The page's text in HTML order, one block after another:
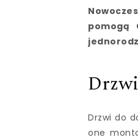
pomogą
Drzwi do
one